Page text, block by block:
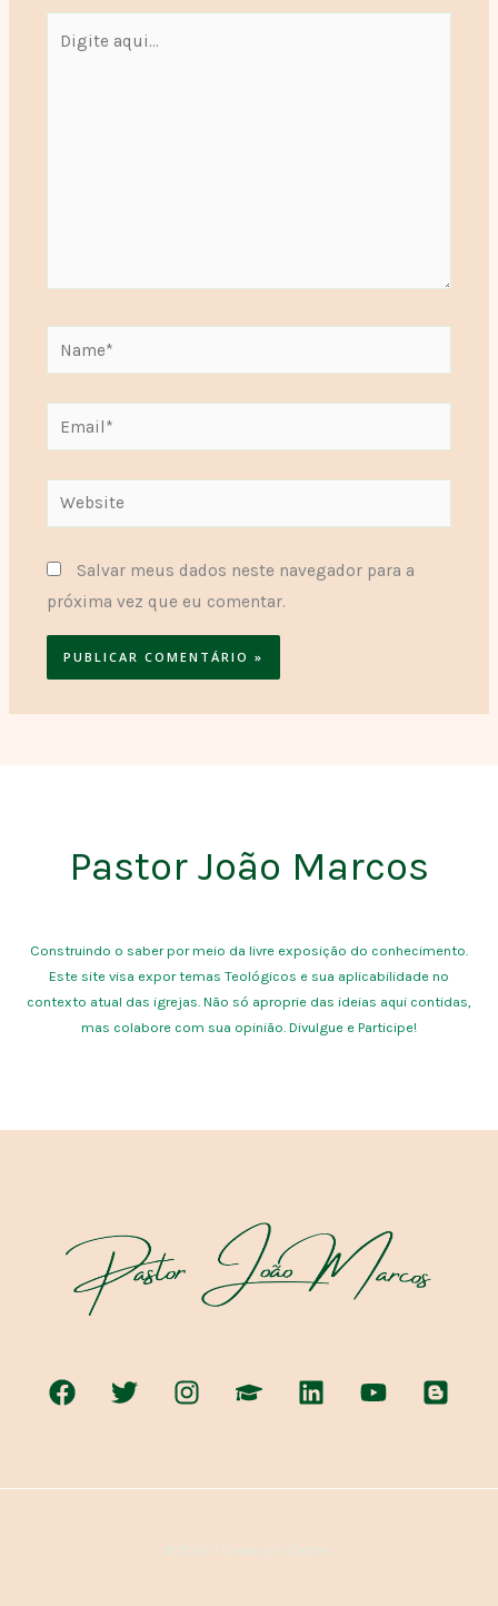
aqui...
Name*
Email*
Website
Salvar meus dados neste navegador para a
próxima vez que eu comentar.
Pastor João Marcos
Construindo o saber por meio da livre exposição do conhecimento.
Este site visa expor temas Teológicos e sua aplicabilidade no
contexto atual das igrejas. Não só aproprie das ideias aqui contidas,
mas colabore com sua opinião. Divulgue e Participe!